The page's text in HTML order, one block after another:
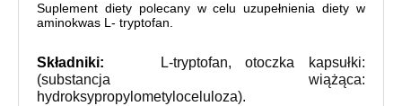
Suplement diety polecany w celu uzupełnienia diety w
aminokwas L- tryptofan.
Składniki:
L-tryptofan, otoczka kapsułki:
(substancja wiążąca:
hydroksypropylometyloceluloza).